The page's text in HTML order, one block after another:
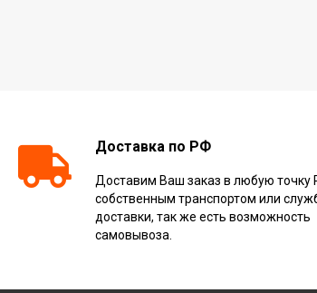
Доставка по РФ
Доставим Ваш заказ в любую точку
собственным транспортом или
доставки, так же есть возможность
самовывоза.